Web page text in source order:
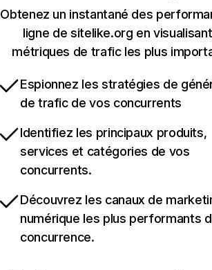
Obtenez un instantané des
ligne de sitelike.org en
métriques de trafic les plus
Espionnez les stratégies de
de trafic de vos concurrents
Identifiez les principaux produits,
services et catégories de vos
concurrents.
Découvrez les canaux de
numérique les plus performants
concurrence.